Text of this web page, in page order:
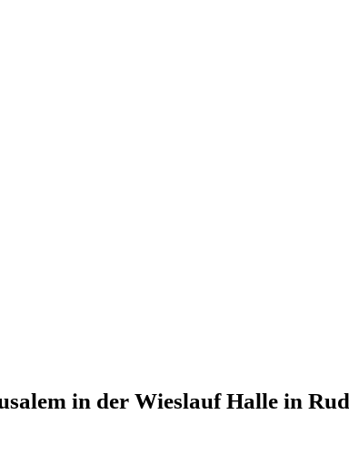
in der Wieslauf Halle in